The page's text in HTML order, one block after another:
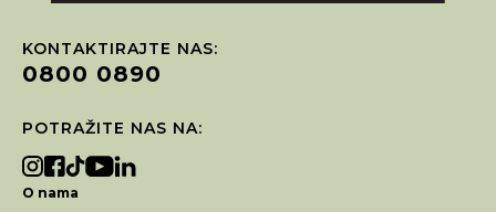
KONTAKTIRAJTE NAS:
0800 0890
POTRAŽITE NAS NA:
O nama